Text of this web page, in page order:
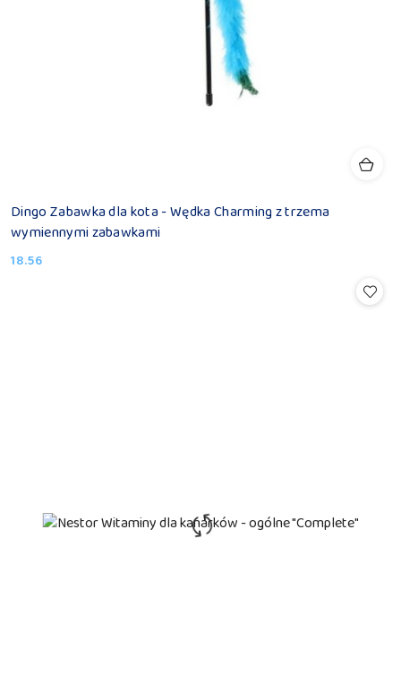
Dingo Zabawka dla kota - Wędka Charming z trzema
wymiennymi zabawkami
Cena:
18.56